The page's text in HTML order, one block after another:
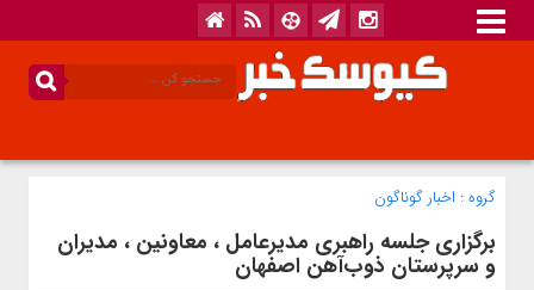
گروه : اخبار گوناگون
برگزاری جلسه راهبری مدیرعامل ، معاونین ، مدیران
و سرپرستان ذوب‌آهن اصفهان